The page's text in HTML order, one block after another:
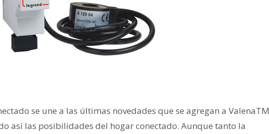
se une a las últimas novedades que se agregan a ValenaTM
así las posibilidades del hogar conectado. Aunque tanto la